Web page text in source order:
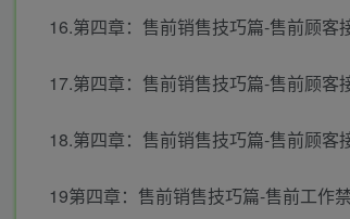
16.第四章：售前销售技巧篇-售前顾客
17.第四章：售前销售技巧篇-售前顾客
18.第四章：售前销售技巧篇-售前顾客
19第四章：售前销售技巧篇-售前工作